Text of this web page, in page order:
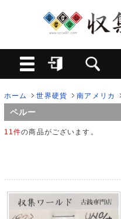
ホーム 世界硬貨 南アメリカ
ペルー
11件の商品がございます。